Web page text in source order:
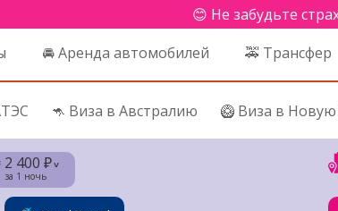
😊 Не забудьте
🚘 Аренда автомобилей 🚕 Трансфер
🦘 Виза в Австралию 🥝 Виза в
2 400 ₽˅
за 1 ночь